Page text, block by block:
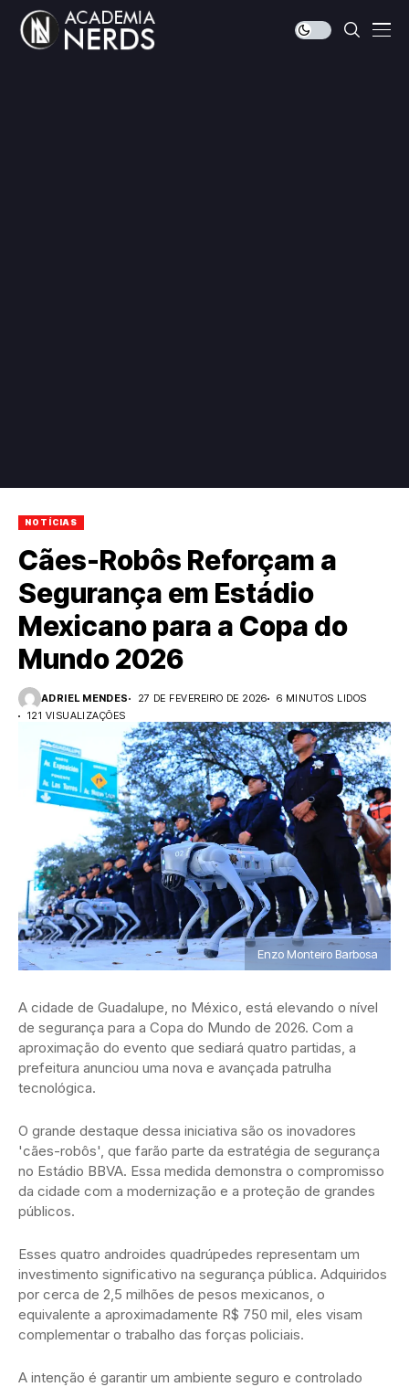
NOTÍCIAS
Cães-Robôs Reforçam a
Segurança em Estádio
Mexicano para a Copa do
Mundo 2026
ADRIEL MENDES 27 DE FEVEREIRO DE 2026
6 MINUTOS LIDOS
121 VISUALIZAÇÕES
Enzo Monteiro Barbosa
A cidade de Guadalupe, no México, está elevando o nível
de segurança para a Copa do Mundo de 2026. Com a
aproximação do evento que sediará quatro partidas, a
prefeitura anunciou uma nova e avançada patrulha
tecnológica.
O grande destaque dessa iniciativa são os inovadores
'cães-robôs', que farão parte da estratégia de segurança
no Estádio BBVA. Essa medida demonstra o compromisso
da cidade com a modernização e a proteção de grandes
públicos.
Esses quatro androides quadrúpedes representam um
investimento significativo na segurança pública. Adquiridos
por cerca de 2,5 milhões de pesos mexicanos, o
equivalente a aproximadamente R$ 750 mil, eles visam
complementar o trabalho das forças policiais.
A intenção é garantir um ambiente seguro e controlado